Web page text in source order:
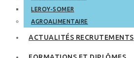
LEROY-SOMER
AGROALIMENTAIRE
ACTUALITÉS RECRUTEMENTS